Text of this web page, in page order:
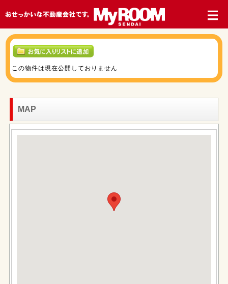
この物件は現在公開しておりません
MAP